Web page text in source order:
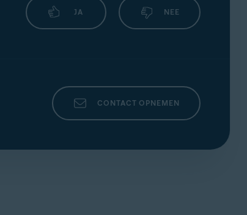
JA NEE
CONTACT OPNEMEN